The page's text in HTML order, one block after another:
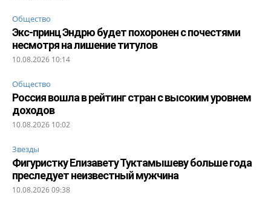
Общество
Экс-принц Эндрю будет похоронен с почестями
несмотря на лишение титулов
10.08.2026 10:14
Общество
Россия вошла в рейтинг стран с высоким уровнем
доходов
10.08.2026 10:02
Звезды
Фигуристку Елизавету Туктамышеву больше года
преследует неизвестный мужчина
10.08.2026 09:38